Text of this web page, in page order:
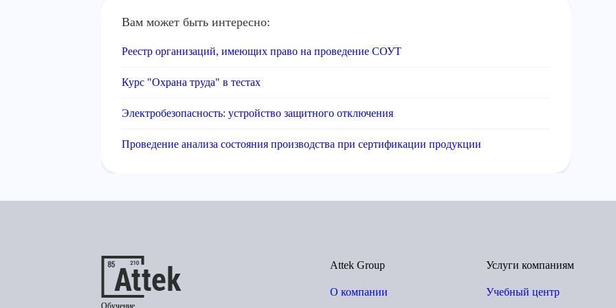
Вам может быть интересно:
Реестр организаций, имеющих право на проведение СОУТ
Курс "Охрана труда" в тестах
Электробезопасность: устройство защитного отключения
Проведение анализа состояния производства при сертификации продукции
Обучение,
Attek Group
О компании
Услуги компаниям
Учебный центр